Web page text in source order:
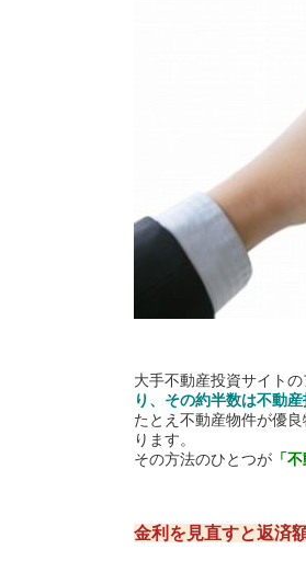
大手不動産投資サイトの
り、その約半数は不動
たとえ不動産物件が優
ります。
その方法のひとつが 「
金利を見直すと返済